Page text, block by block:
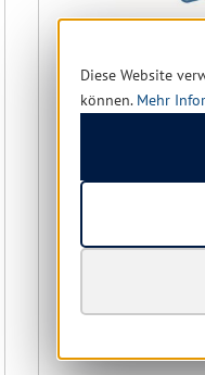
Professional
für Großrollen,
Sofort
Diese Website
können. Mehr